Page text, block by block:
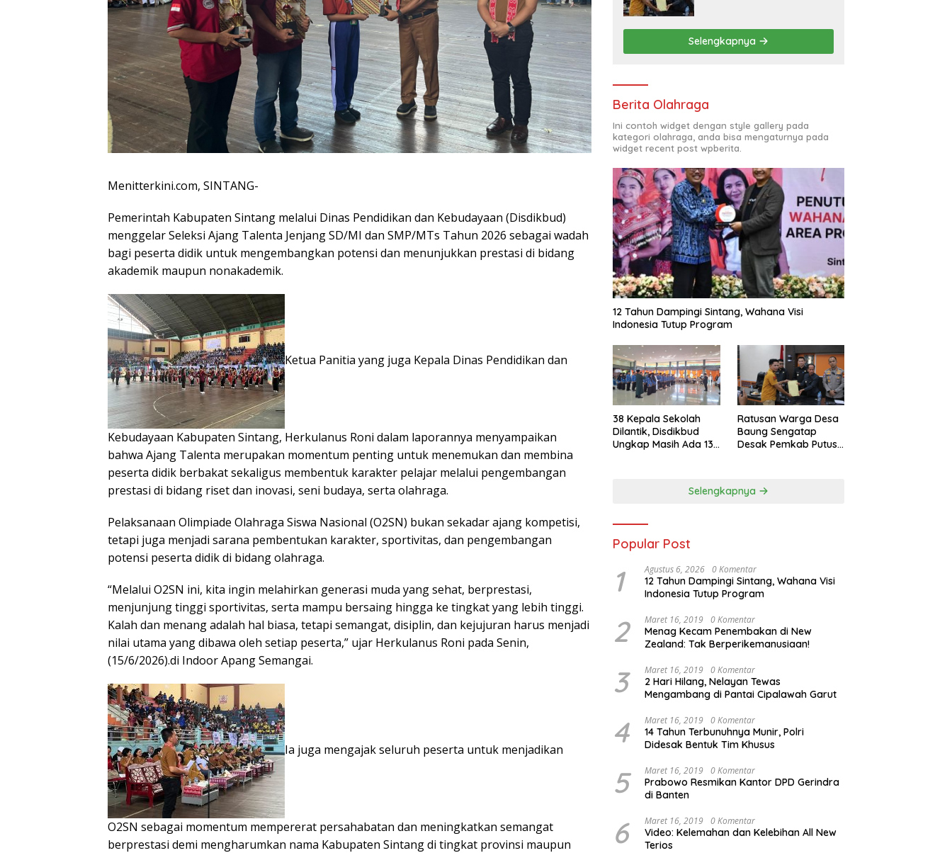
Menitterkini.com, SINTANG-
Pemerintah Kabupaten Sintang melalui Dinas Pendidikan dan Kebudayaan (Disdikbud)
menggelar Seleksi Ajang Talenta Jenjang SD/MI dan SMP/MTs Tahun 2026 sebagai wadah
bagi peserta didik untuk mengembangkan potensi dan menunjukkan prestasi di bidang
akademik maupun nonakademik.
Ketua Panitia yang juga Kepala Dinas Pendidikan dan
Kebudayaan Kabupaten Sintang, Herkulanus Roni dalam laporannya menyampaikan
bahwa Ajang Talenta merupakan momentum penting untuk menemukan dan membina
peserta didik berbakat sekaligus membentuk karakter pelajar melalui pengembangan
prestasi di bidang riset dan inovasi, seni budaya, serta olahraga.
Pelaksanaan Olimpiade Olahraga Siswa Nasional (O2SN) bukan sekadar ajang kompetisi,
tetapi juga menjadi sarana pembentukan karakter, sportivitas, dan pengembangan
potensi peserta didik di bidang olahraga.
“Melalui O2SN ini, kita ingin melahirkan generasi muda yang sehat, berprestasi,
menjunjung tinggi sportivitas, serta mampu bersaing hingga ke tingkat yang lebih tinggi.
Kalah dan menang adalah hal biasa, tetapi semangat, disiplin, dan kejujuran harus menjadi
nilai utama yang dibawa oleh setiap peserta,” ujar Herkulanus Roni pada Senin,
(15/6/2026).di Indoor Apang Semangai.
Ia juga mengajak seluruh peserta untuk menjadikan
O2SN sebagai momentum mempererat persahabatan dan meningkatkan semangat
berprestasi demi mengharumkan nama Kabupaten Sintang di tingkat provinsi maupun
Selengkapnya
Berita Olahraga
Ini contoh widget dengan style gallery pada
kategori olahraga, anda bisa mengaturnya pada
widget recent post wpberita.
12 Tahun Dampingi Sintang, Wahana Visi
Indonesia Tutup Program
38 Kepala Sekolah
Dilantik, Disdikbud
Ungkap Masih Ada 133
Ratusan Warga Desa
Baung Sengatap
Desak Pemkab Putus
Selengkapnya
Popular Post
1 Agustus 6, 2026 0 Komentar
12 Tahun Dampingi Sintang, Wahana Visi
Indonesia Tutup Program
2 Maret 16, 2019 0 Komentar
Menag Kecam Penembakan di New
Zealand: Tak Berperikemanusiaan!
3 Maret 16, 2019 0 Komentar
2 Hari Hilang, Nelayan Tewas
Mengambang di Pantai Cipalawah Garut
4 Maret 16, 2019 0 Komentar
14 Tahun Terbunuhnya Munir, Polri
Didesak Bentuk Tim Khusus
5 Maret 16, 2019 0 Komentar
Prabowo Resmikan Kantor DPD Gerindra
di Banten
6 Maret 16, 2019 0 Komentar
Video: Kelemahan dan Kelebihan All New
Terios